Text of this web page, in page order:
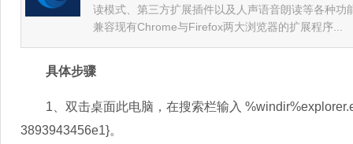
读模式、第三方扩展插件以及人声语音朗读等各种功
兼容现有Chrome与Firefox两大浏览器的扩展程序...
具体步骤
1、双击桌面此电脑，在搜索栏输入
3893943456e1}。